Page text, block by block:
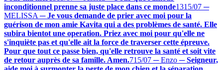
inconditionnel prenne sa juste place dans ce monde1315/07 ─
MELISSA ─ Je vous demande de prier avec moi pour la
guérison de mon amie Kavita qui a des problèmes de santé. Elle
subira bientot une operation. Priez avec moi pour qu'elle ne
s'inquiète pas et qu'elle ait la force de traverser cette épreuve.
Pour que tout ce passe bien, qu'elle retrouve la santé et soit vite
de retour auprès de sa famille. Amen.715/07 ─ Enzo ─ Seigneur,